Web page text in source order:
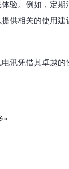
验。例如，定
供相关的使用建
讯凭借其卓越
»